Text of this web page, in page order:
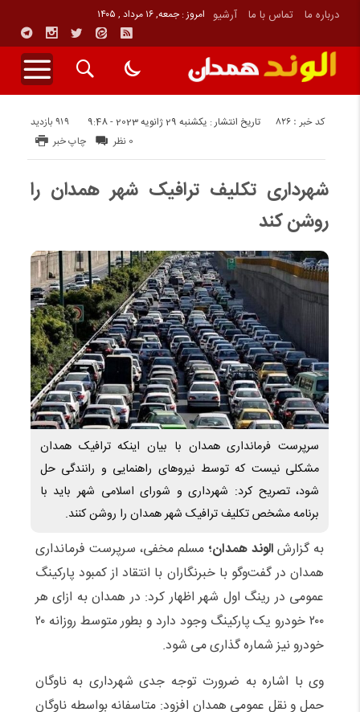
درباره ما تماس با ما آرشیو امروز : جمعه, ۱۶ مرداد , ۱۴۰۵
تاریخ انتشار : یکشنبه 29 ژانویه 2023 - 9:48 919 بازدید کد خبر : 826
چاپ خبر 0 نظر
شهرداری تکلیف ترافیک شهر همدان را
روشن کند
سرپرست فرمانداری همدان با بیان اینکه ترافیک همدان
مشکلی نیست که توسط نیروهای راهنمایی و‌ رانندگی حل
شود، تصریح کرد: شهرداری و شورای اسلامی شهر باید با
برنامه مشخص تکلیف ترافیک شهر همدان را روشن کنند.
به گزارشالوند همدان؛ مسلم‌ مخفی، سرپرست فرمانداری
همدان در گفت‌وگو با خبرنگاران با انتقاد از کمبود پارکینگ
عمومی در رینگ‌ اول شهر اظهار کرد: در همدان به ازای هر
۲۰۰ خودرو یک پارکینگ وجود دارد و بطور متوسط روزانه ۲۰
خودرو نیز شماره گذاری می شود.
وی با اشاره به ضرورت توجه جدی شهرداری به ناوگان
حمل و‌ نقل عمومی همدان افزود: متاسفانه بواسطه ناوگان